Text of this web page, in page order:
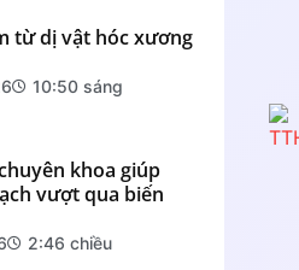
từ dị vật hóc xương
10:50 sáng
khoa giúp
vượt qua biến
2:46 chiều